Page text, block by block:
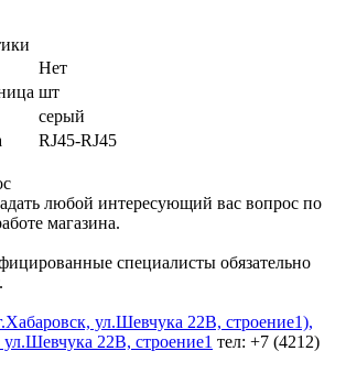
Нет
шт
серый
RJ45-RJ45
любой интересующий вас вопрос по
магазина.
специалисты обязательно
ул.Шевчука 22В, строение1),
ул.Шевчука 22В, строение1 тел: +7 (4212)